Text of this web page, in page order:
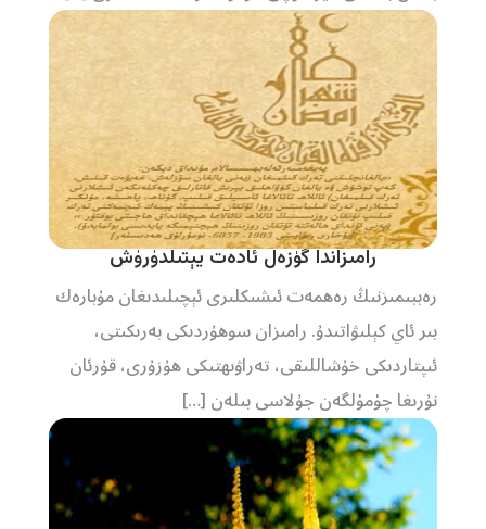
رامىزاندا گۈزەل ئادەت يېتىلدۈرۈش
رەببىمىزنىڭ رەھمەت ئىشىكلىرى ئېچىلىدىغان مۇبارەك
بىر ئاي كېلىۋاتىدۇ. رامىزان سوھۇردىكى بەرىكىتى،
ئىپتاردىكى خۇشاللىقى، تەراۋىھتىكى ھۇزۇرى، قۇرئان
نۇرىغا چۈمۈلگەن جۇلاسى بىلەن […]